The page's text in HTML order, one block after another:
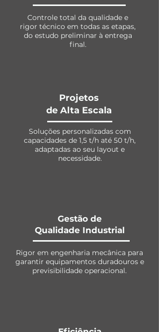
Controle total da qualidade e
rigor técnico em todas as etapas,
do estudo preliminar à entrega
final.
Projetos
de Alta Escala
Soluções personalizadas com
capacidades de 1,5 t/h até 50 t/h,
adaptadas ao seu layout e
necessidade.
Gestão de
Qualidade Industrial
Rigor em engenharia mecânica para
garantir equipamentos duradouros e
previsibilidade operacional.